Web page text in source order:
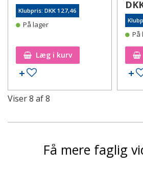
Klubpris: DKK 127,46
På lager
Læg i kurv
Tilføj til ønskeseddel
På
Viser8 af8
Få mere faglig